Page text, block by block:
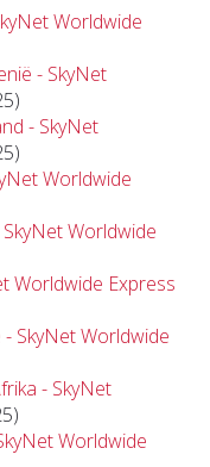
Worldwide
- SkyNet
- SkyNet
Worldwide
Worldwide
Worldwide Express
SkyNet Worldwide
- SkyNet
Worldwide